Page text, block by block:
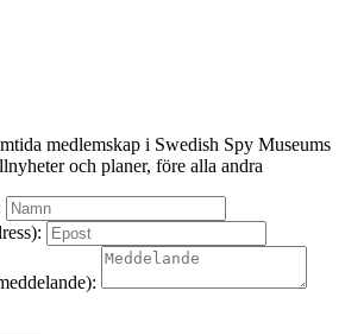
medlemskap i Swedish Spy Museums
och planer, före alla andra